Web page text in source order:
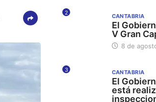
2 CANTABRIA
El
V Gran
8 de
3 CANTABRIA
El
está